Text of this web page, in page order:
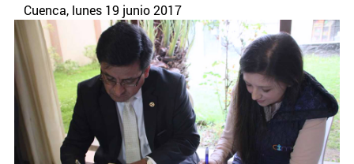
Cuenca, lunes 19 junio 2017